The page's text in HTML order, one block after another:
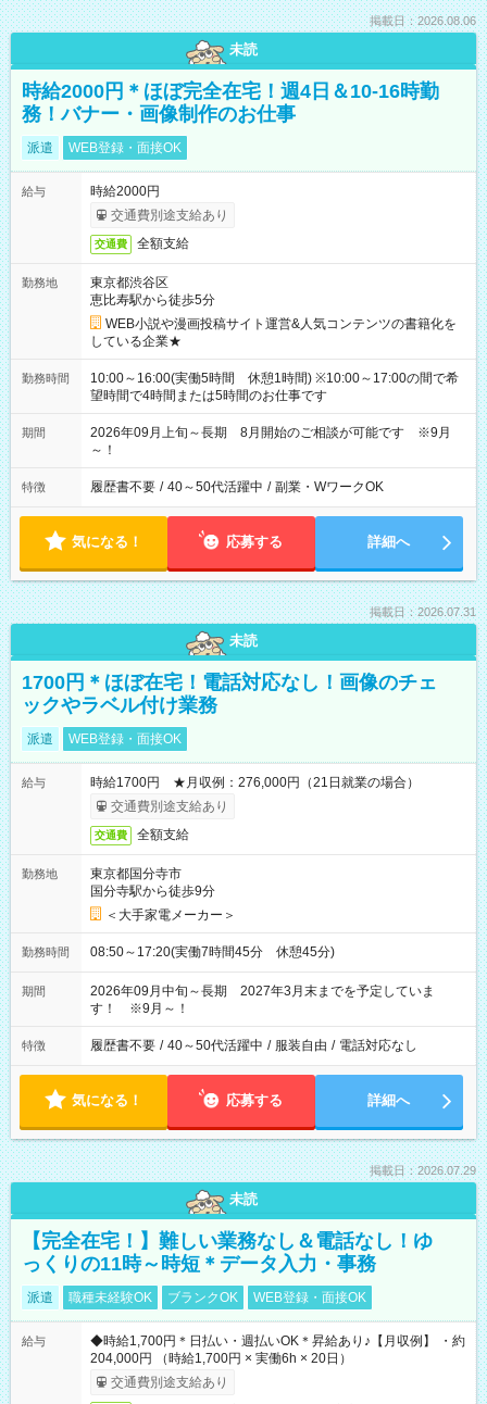
掲載日：2026.08.06
未読
時給2000円＊ほぼ完全在宅！週4日＆10-16時勤
務！バナー・画像制作のお仕事
派遣 WEB登録・面接OK
給与
時給2000円
交通費別途支給あり
交通費 全額支給
勤務地
東京都渋谷区
恵比寿駅から徒歩5分
WEB小説や漫画投稿サイト運営&人気コンテンツの書籍化を
している企業★
勤務時間
10:00～16:00(実働5時間 休憩1時間) ※10:00～17:00の間で希
望時間で4時間または5時間のお仕事です
期間
2026年09月上旬～長期 8月開始のご相談が可能です ※9月
～！
特徴 履歴書不要 / 40～50代活躍中 / 副業・WワークOK
気になる！ 応募する 詳細へ
掲載日：2026.07.31
未読
1700円＊ほぼ在宅！電話対応なし！画像のチェ
ックやラベル付け業務
派遣 WEB登録・面接OK
給与
時給1700円 ★月収例：276,000円（21日就業の場合）
交通費別途支給あり
交通費 全額支給
勤務地
東京都国分寺市
国分寺駅から徒歩9分
＜大手家電メーカー＞
勤務時間 08:50～17:20(実働7時間45分 休憩45分)
期間
2026年09月中旬～長期 2027年3月末までを予定していま
す！ ※9月～！
特徴 履歴書不要 / 40～50代活躍中 / 服装自由 / 電話対応なし
気になる！ 応募する 詳細へ
掲載日：2026.07.29
未読
【完全在宅！】難しい業務なし＆電話なし！ゆ
っくりの11時～時短＊データ入力・事務
派遣 職種未経験OK ブランクOK WEB登録・面接OK
給与
◆時給1,700円＊日払い・週払いOK＊昇給あり♪【月収例】 ・約
204,000円 （時給1,700円 × 実働6h × 20日）
交通費別途支給あり